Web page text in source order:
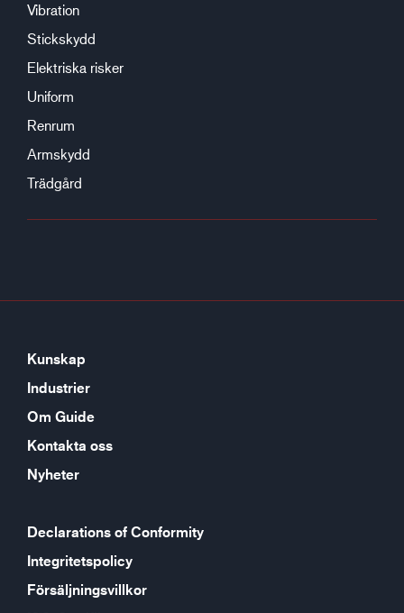
Vibration
Stickskydd
Elektriska risker
Uniform
Renrum
Armskydd
Trädgård
Kunskap
Industrier
Om Guide
Kontakta oss
Nyheter
Declarations of Conformity
Integritetspolicy
Försäljningsvillkor